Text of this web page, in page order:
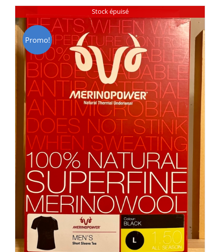
CHF 85.00.CHF 59.00.
Stock épuisé
Promo!